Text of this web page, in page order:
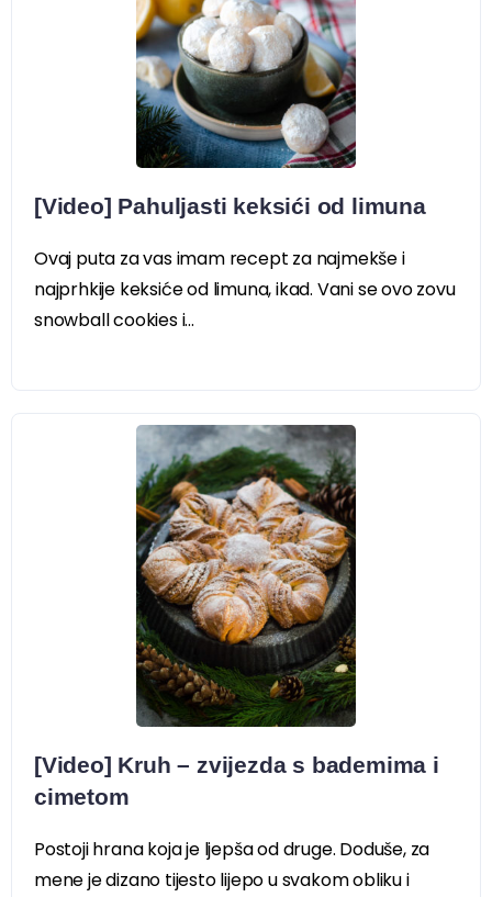
[Video] Pahuljasti keksići od limuna
Ovaj puta za vas imam recept za najmekše i
najprhkije keksiće od limuna, ikad. Vani se ovo zovu
snowball cookies i...
[Video] Kruh – zvijezda s bademima i
cimetom
Postoji hrana koja je ljepša od druge. Doduše, za
mene je dizano tijesto lijepo u svakom obliku i